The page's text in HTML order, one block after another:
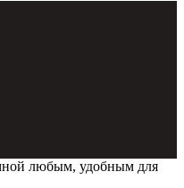
любым, удобным для